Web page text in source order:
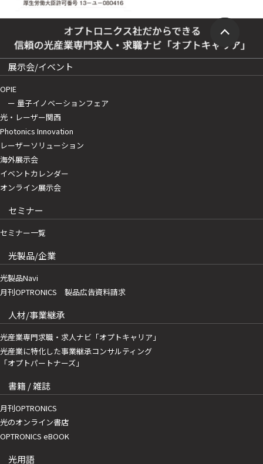
展示会/イベント
OPIE
ー 量子イノベーションフェア
光・レーザー関西
Photonics Innovation
レーザーソリューション
海外展示会
イベントカレンダー
オンライン展示会
セミナー
セミナー一覧
光製品/企業
光製品Navi
月刊OPTRONICS 製品広告資料請求
人材/事業継承
光産業専門求職・求人ナビ「オプトキャリア」
光産業に特化した事業継承コンサルティング
「オプトパートナーズ」
書籍 / 雑誌
月刊OPTRONICS
光のオンライン書店
OPTRONICS eBOOK
光用語